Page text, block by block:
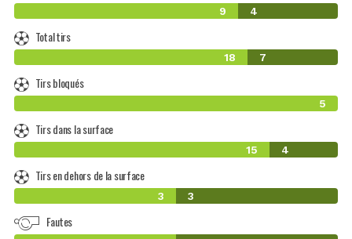
9 4
Total tirs
18 7
Tirs bloqués
5
Tirs dans la surface
15 4
Tirs en dehors de la surface
3 3
Fautes